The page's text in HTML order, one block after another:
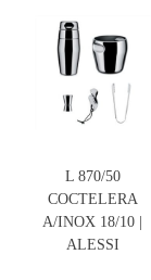
L 870/50
COCTELERA
A/INOX 18/10 |
ALESSI